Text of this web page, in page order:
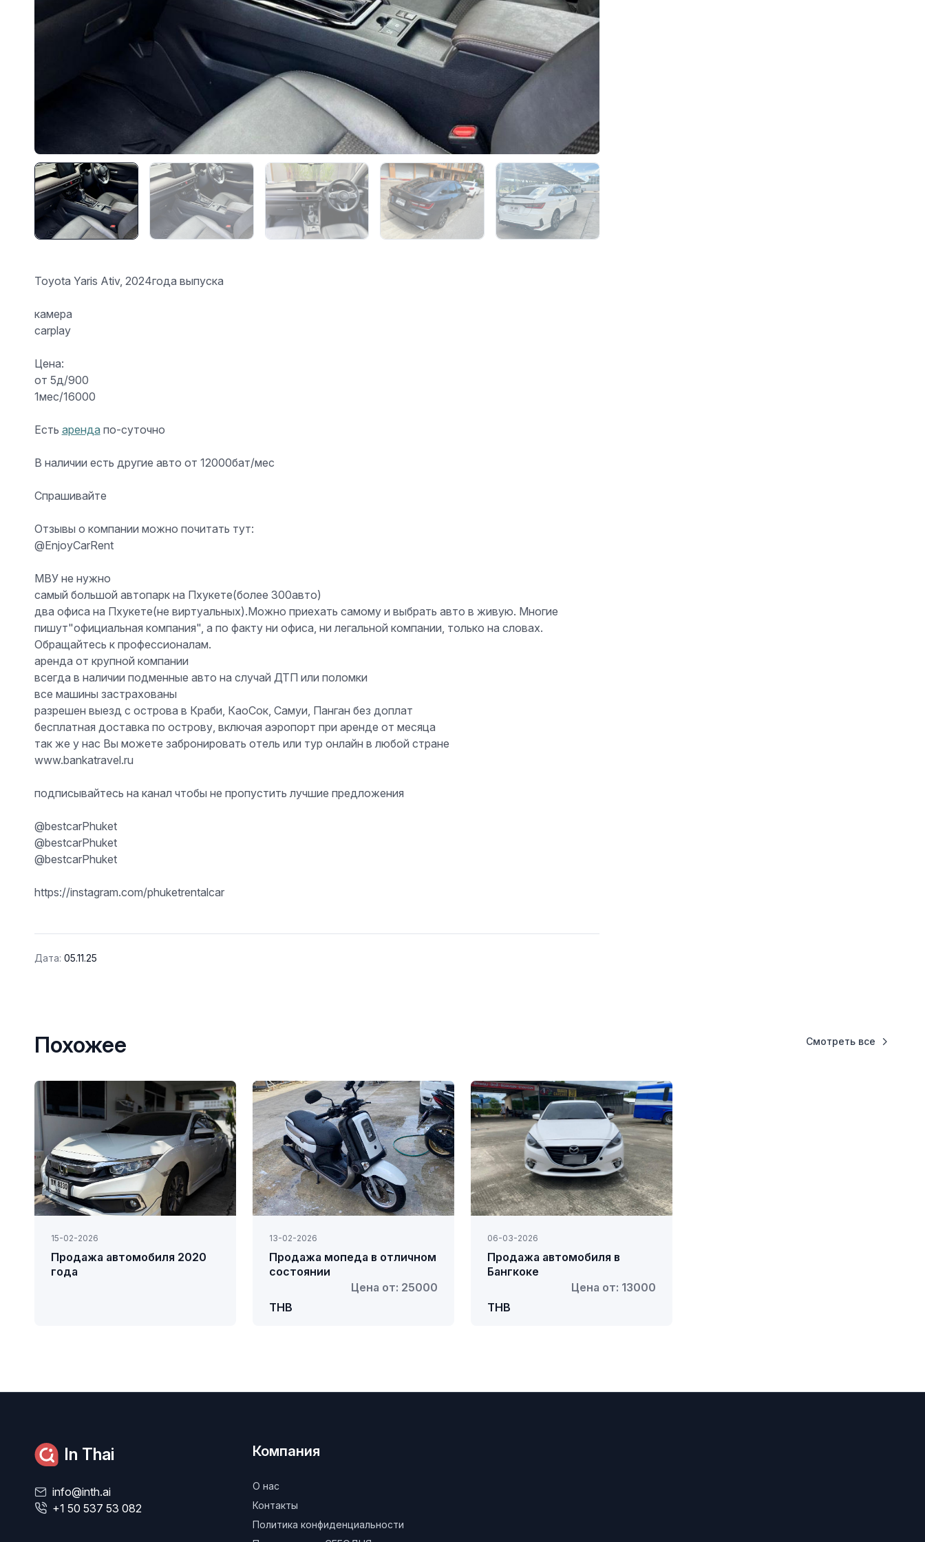
Toyota Yaris Ativ, 2024года выпуска
камера
carplay
Цена:
от 5д/900
1мес/16000
Есть аренда по-суточно
В наличии есть другие авто от 12000бат/мес
Спрашивайте
Отзывы о компании можно почитать тут:
@EnjoyCarRent
МВУ не нужно
самый большой автопарк на Пхукете(более 300авто)
два офиса на Пхукете(не виртуальных).Можно приехать самому и выбрать авто в живую. Многие
пишут"официальная компания", а по факту ни офиса, ни легальной компании, только на словах.
Обращайтесь к профессионалам.
аренда от крупной компании
всегда в наличии подменные авто на случай ДТП или поломки
все машины застрахованы
разрешен выезд с острова в Краби, КаоСок, Самуи, Панган без доплат
бесплатная доставка по острову, включая аэропорт при аренде от месяца
так же у нас Вы можете забронировать отель или тур онлайн в любой стране
www.bankatravel.ru
подписывайтесь на канал чтобы не пропустить лучшие предложения
@bestcarPhuket
@bestcarPhuket
@bestcarPhuket
https://instagram.com/phuketrentalcar
Дата: 05.11.25
Похожее Смотреть все
15-02-2026
Продажа автомобиля 2020
года
13-02-2026
Продажа мопеда в отличном
состоянии
Цена от: 25000
THB
06-03-2026
Продажа автомобиля в
Бангкоке
Цена от: 13000
THB
In Thai
info@inth.ai
+1 50 537 53 082
Компания
О нас
Контакты
Политика конфиденциальности